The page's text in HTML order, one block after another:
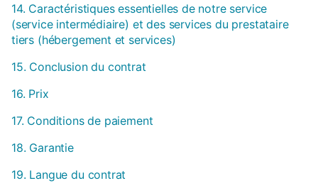
14. Caractéristiques essentielles de notre service
(service intermédiaire) et des services du prestataire
tiers (hébergement et services)
15. Conclusion du contrat
16. Prix
17. Conditions de paiement
18. Garantie
19. Langue du contrat